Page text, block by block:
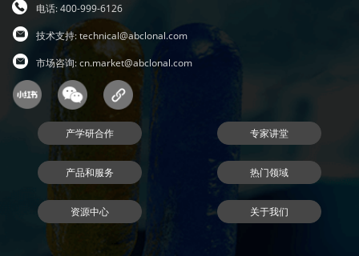
电话: 400-999-6126
技术支持:technical@abclonal.com
市场咨询:cn.market@abclonal.com
产学研合作 专家讲堂
产品和服务 热门领域
资源中心 关于我们